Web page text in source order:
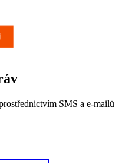
SMS a e-mailů